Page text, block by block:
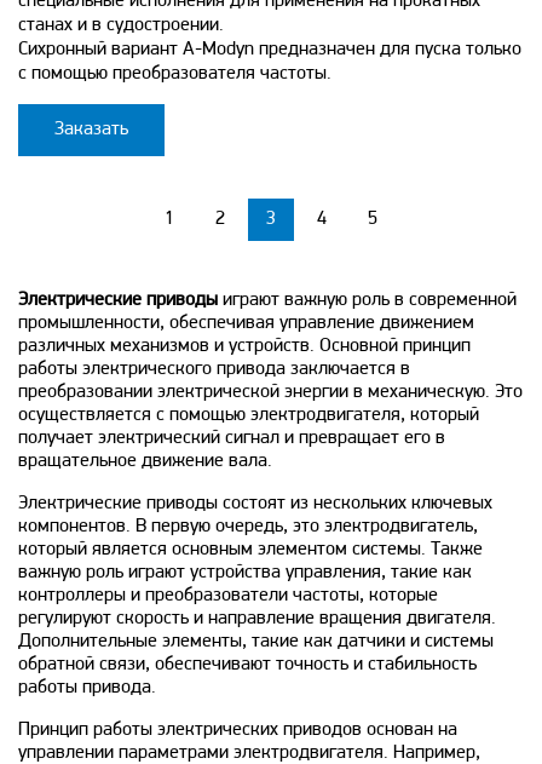
станах и в судостроении.
Сихронный вариант A-Modyn предназначен для пуска только
с помощью преобразователя частоты.
Заказать
1 2 3 4 5
Электрические приводы играют важную роль в современной
промышленности, обеспечивая управление движением
различных механизмов и устройств. Основной принцип
работы электрического привода заключается в
преобразовании электрической энергии в механическую. Это
осуществляется с помощью электродвигателя, который
получает электрический сигнал и превращает его в
вращательное движение вала.
Электрические приводы состоят из нескольких ключевых
компонентов. В первую очередь, это электродвигатель,
который является основным элементом системы. Также
важную роль играют устройства управления, такие как
контроллеры и преобразователи частоты, которые
регулируют скорость и направление вращения двигателя.
Дополнительные элементы, такие как датчики и системы
обратной связи, обеспечивают точность и стабильность
работы привода.
Принцип работы электрических приводов основан на
управлении параметрами электродвигателя. Например,